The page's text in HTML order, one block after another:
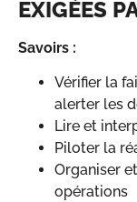
EXIGÉES
Savoirs :
Vérifier la
alerter les
Lire et
Piloter la
Organiser
opérations